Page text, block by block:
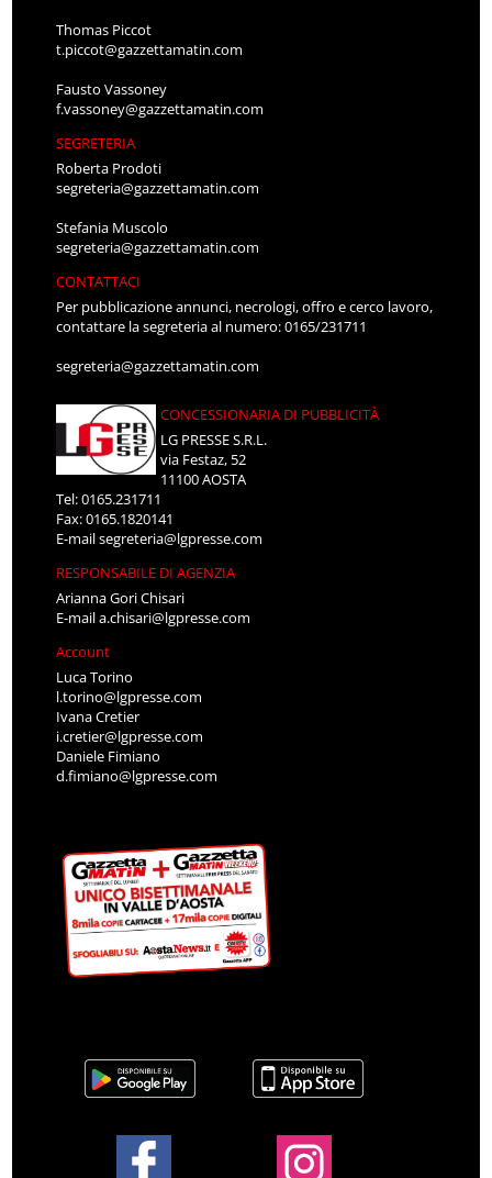
Thomas Piccot
t.piccot@gazzettamatin.com
Fausto Vassoney
f.vassoney@gazzettamatin.com
SEGRETERIA
Roberta Prodoti
segreteria@gazzettamatin.com
Stefania Muscolo
segreteria@gazzettamatin.com
CONTATTACI
Per pubblicazione annunci, necrologi, offro e cerco lavoro,
contattare la segreteria al numero: 0165/231711
segreteria@gazzettamatin.com
CONCESSIONARIA DI PUBBLICITÀ
LG PRESSE S.R.L.
via Festaz, 52
11100 AOSTA
Tel: 0165.231711
Fax: 0165.1820141
E-mailsegreteria@lgpresse.com
RESPONSABILE DI AGENZIA
Arianna Gori Chisari
E-maila.chisari@lgpresse.com
Account
Luca Torino
l.torino@lgpresse.com
Ivana Cretier
i.cretier@lgpresse.com
Daniele Fimiano
d.fimiano@lgpresse.com